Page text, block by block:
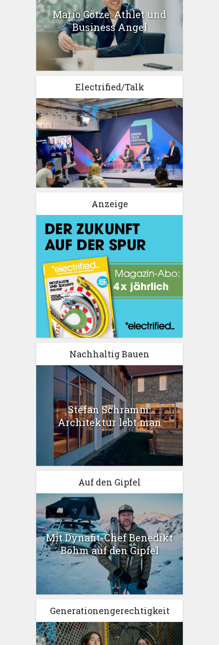
Mario Götze: Athlet und
Business Angel
Electrified/Talk
Anzeige
Nachhaltig Bauen
Stefan Schramm:
Architektur lebt man
Auf den Gipfel
Mit Dynafit-Chef Benedikt
Böhm auf den Gipfel
Generationengerechtigkeit